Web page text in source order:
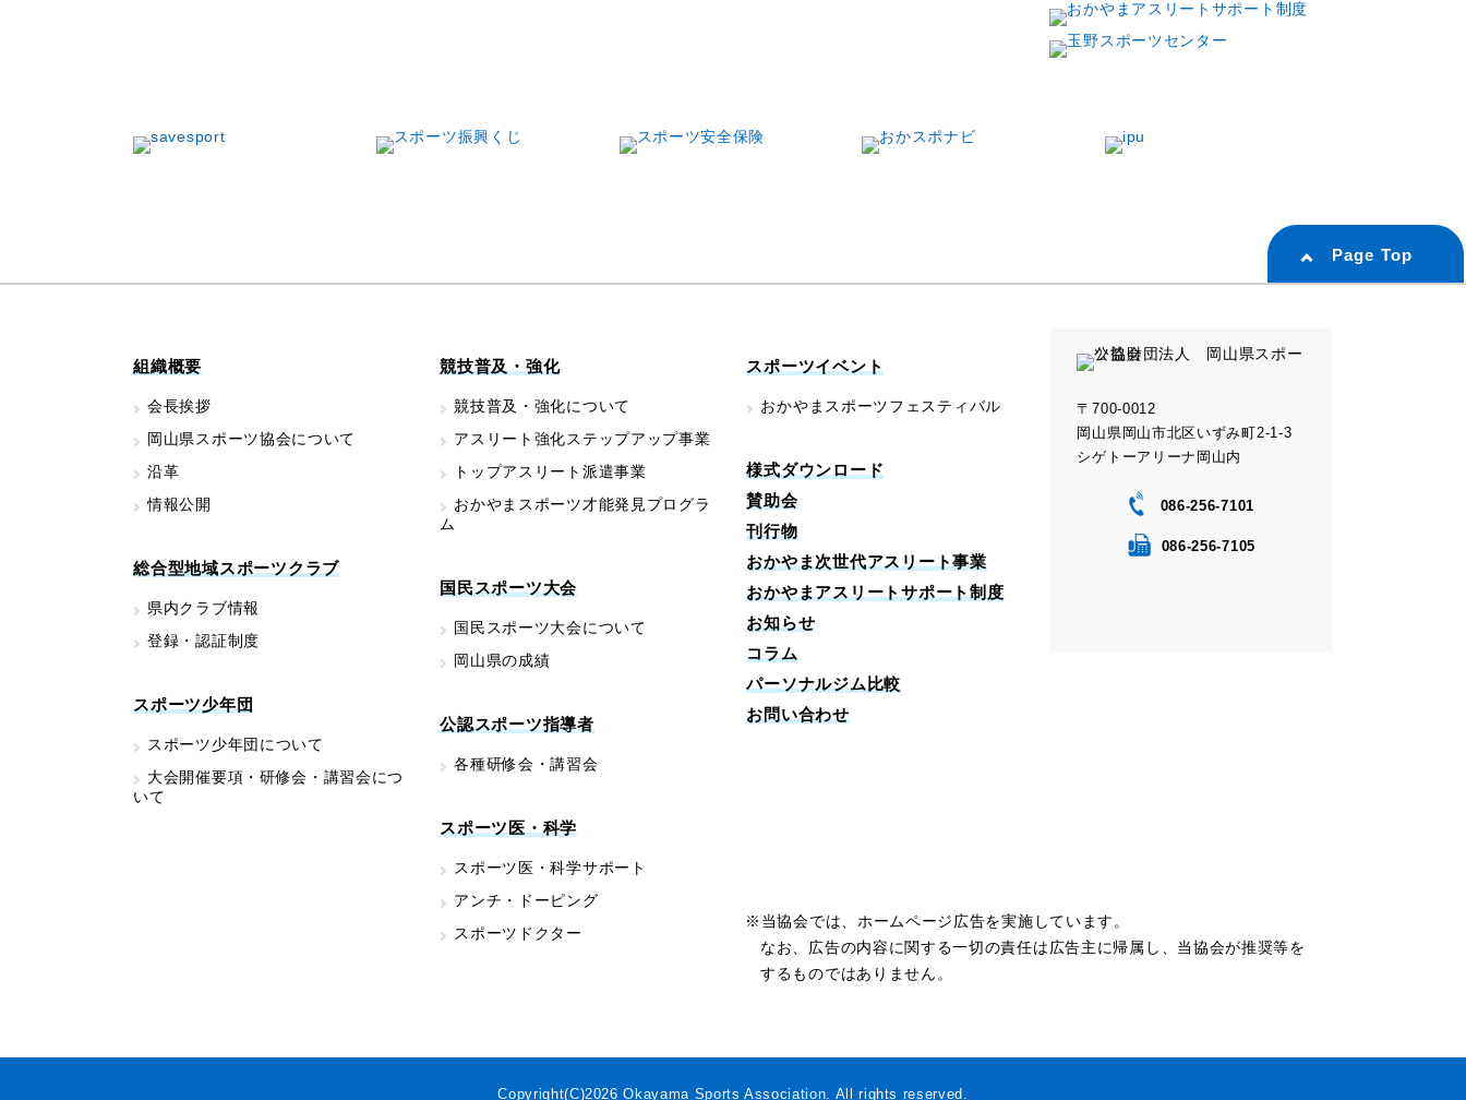
Page Top
組織概要
会長挨拶
岡山県スポーツ協会について
沿革
情報公開
総合型地域スポーツクラブ
県内クラブ情報
登録・認証制度
スポーツ少年団
スポーツ少年団について
大会開催要項・研修会・講習会につ
いて
競技普及・強化
競技普及・強化について
アスリート強化ステップアップ事業
トップアスリート派遣事業
おかやまスポーツ才能発見プログラ
ム
国民スポーツ大会
国民スポーツ大会について
岡山県の成績
公認スポーツ指導者
各種研修会・講習会
スポーツ医・科学
スポーツ医・科学サポート
アンチ・ドーピング
スポーツドクター
スポーツイベント
おかやまスポーツフェスティバル
様式ダウンロード
賛助会
刊行物
おかやま次世代アスリート事業
おかやまアスリートサポート制度
お知らせ
コラム
パーソナルジム比較
お問い合わせ
〒700-0012
岡山県岡山市北区いずみ町2-1-3
シゲトーアリーナ岡山内
086-256-7101
086-256-7105
※当協会では、ホームページ広告を実施しています。
なお、広告の内容に関する一切の責任は広告主に帰属し、当協会が推奨等を
するものではありません。
Copyright(C)2026Okayama Sports Association. All rights reserved.